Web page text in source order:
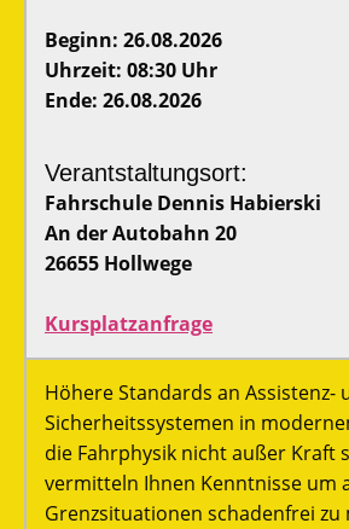
Beginn: 26.08.2026
Uhrzeit: 08:30 Uhr
Ende: 26.08.2026
Verantstaltungsort:
Fahrschule Dennis Habierski
An der Autobahn 20
26655 Hollwege
Kursplatzanfrage
Höhere Standards an Assistenz-
Sicherheitssystemen in
die Fahrphysik nicht außer Kraft
vermitteln Ihnen Kenntnisse um
Grenzsituationen schadenfrei zu